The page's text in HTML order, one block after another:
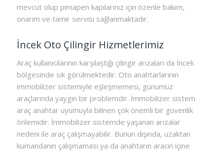
mevcut olup pimapen kapılarınız için özenle bakım,
onarım ve tamir servisi sağlanmaktadır.
İncek Oto Çilingir Hizmetlerimiz
Araç kullanıcılarının karşılaştığı çilingir arızaları da İncek
bölgesinde sık görülmektedir. Oto anahtarlarının
immobilizer sistemiyle eşleşmemesi, günümüz
araçlarında yaygın bir problemdir. İmmobilizer sistem
araç anahtar uyumuyla bilinen çok önemli bir güvenlik
önlemidir. İmmobilizer sistemde yaşanan arızalar
nedeni ile araç çalışmayabilir. Bunun dışında, uzaktan
kumandanın çalışmaması ya da anahtarın aracın içine